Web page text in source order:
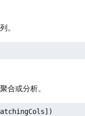
。
合或分析。